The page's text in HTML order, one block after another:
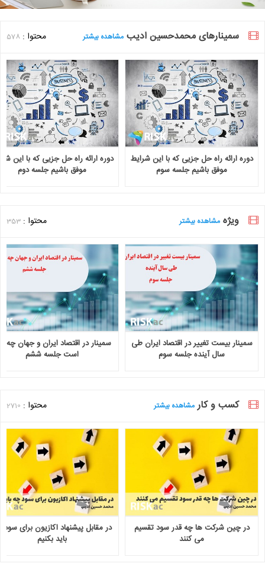
سمینارهای محمدحسین ادیب مشاهده بیشتر محتوا : 578
دوره ارائه راه حل جزیی که با این شرایط
موفق باشیم جلسه سوم
دوره ارائه راه حل جزیی که با این
موفق باشیم جلسه دوم
ویژه مشاهده بیشتر محتوا : 353
سمینار بیست تغییر در اقتصاد ایران طی
سال آینده جلسه سوم
سمینار در اقتصاد ایران و جهان چه
است جلسه ششم
کسب و کار مشاهده بیشتر محتوا : 2710
در چین شرکت ها چه قدر سود تقسیم
می کنند
در مقابل پیشنهاد اکازیون برای
باید بکنیم